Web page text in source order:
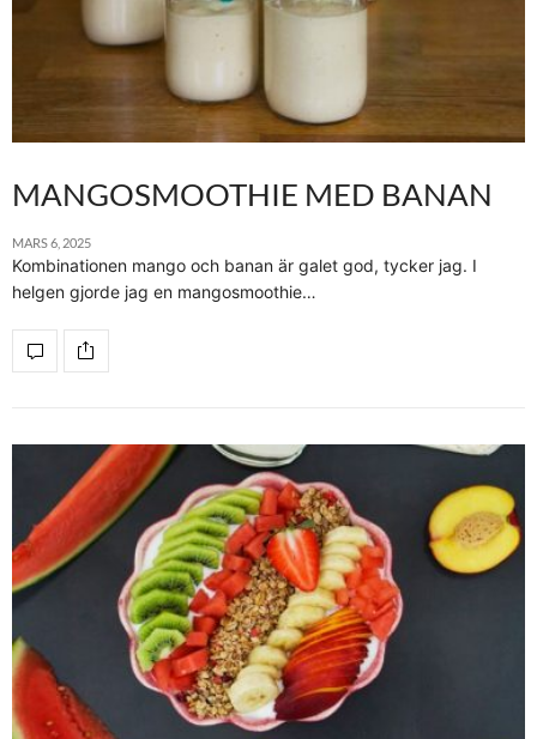
MANGOSMOOTHIE MED BANAN
MARS 6, 2025
Kombinationen mango och banan är galet god, tycker jag. I
helgen gjorde jag en mangosmoothie…